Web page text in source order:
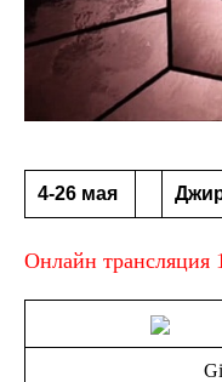
4-26 мая
Онлайн трансляция